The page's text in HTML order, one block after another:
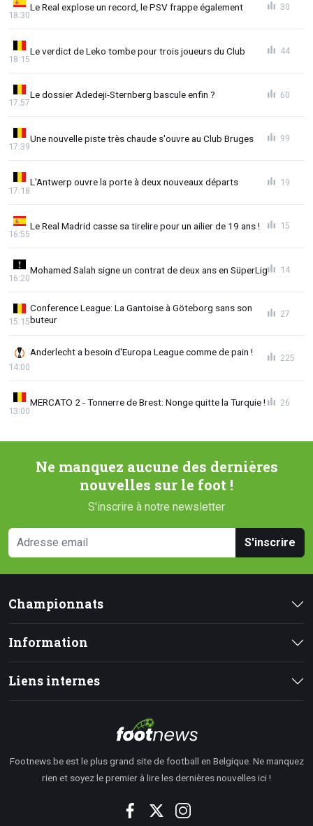
Le Real explose un record, le PSV frappe également
18:30
30
Le verdict de Leko tombe pour trois joueurs du Club
18:15
44
Le dossier Adedeji-Sternberg bascule enfin ?
17:57
60
Une nouvelle piste très chaude s'ouvre au Club Bruges
17:39
99
L'Antwerp ouvre la porte à deux nouveaux départs
17:18
19
Le Real Madrid casse sa tirelire pour un ailier de 19 ans !
16:55
15
Mohamed Salah signe un contrat de deux ans en SüperLig
16:20
14
Conference League: La Gantoise à Göteborg sans son
buteur
15:15
27
Anderlecht a besoin d'Europa League comme de pain !
14:00
225
MERCATO 2 - Tonnerre de Brest: Nonge quitte la Turquie !
13:00
26
Ne manquez aucune des dernières
nouvelles sur le foot !
S'inscrire à notre newsletter
S'inscrire
Championnats
Information
Liens internes
Footnews.be est le plus grand site de football en Belgique. Ne manquez
rien et soyez le premier à lire les dernières nouvelles ici !